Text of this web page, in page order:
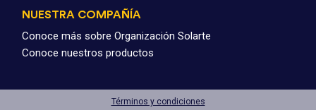
NUESTRA COMPAÑÍA
Conoce más sobre Organización Solarte
Conoce nuestros productos
Términos y condiciones